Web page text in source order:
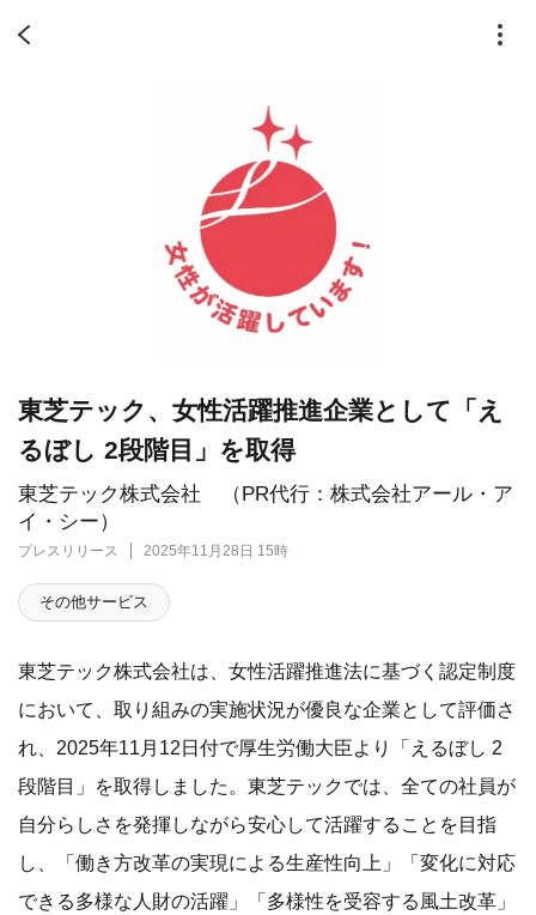
東芝テック株式会社 （PR代行：株式会社アール・ア
イ・シー）
プレスリリース 2025年11月28日 15時
東芝テック、女性活躍推進企業として「え
るぼし 2段階目」を取得
その他サービス
東芝テック株式会社は、女性活躍推進法に基づく認定制度
において、取り組みの実施状況が優良な企業として評価さ
れ、2025年11月12日付で厚生労働大臣より「えるぼし 2
段階目」を取得しました。東芝テックでは、全ての社員が
自分らしさを発揮しながら安心して活躍することを目指
し、「働き方改革の実現による生産性向上」「変化に対応
できる多様な人財の活躍」「多様性を受容する風土改革」